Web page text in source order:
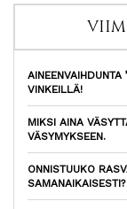
AINEENVAIHDUNTA
VINKEILLÄ!
MIKSI AINA
VÄSYMYKSEEN.
ONNISTUUKO
SAMANAIKAISESTI?